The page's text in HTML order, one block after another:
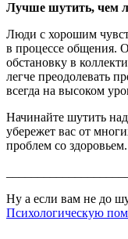
Лучше шутить, чем
Люди с хорошим
в процессе общения.
обстановку в
легче преодолевать
всегда на высоком
Начинайте шутить
убережет вас от
проблем со здоровьем.
Ну а если вам не до
Психологическую